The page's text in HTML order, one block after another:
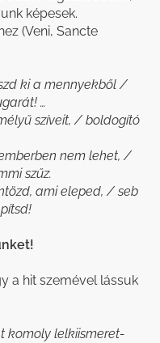
képesek.
(Veni, Sancte
ki a mennyekből /
…
szíveit, / boldogító
nem lehet, /
szűz.
ami eleped, / seb
a hit szemével lássuk
komoly lelkiismeret-